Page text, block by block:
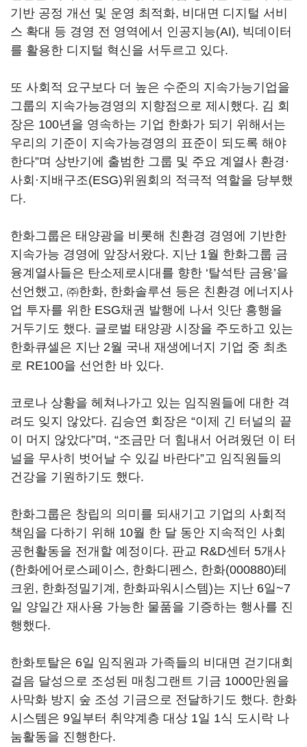
기반 공정 개선 및 운영 최적화, 비대면 디지털 서비
스 확대 등 경영 전 영역에서 인공지능(AI), 빅데이터
를 활용한 디지털 혁신을 서두르고 있다.
또 사회적 요구보다 더 높은 수준의 지속가능기업을
그룹의 지속가능경영의 지향점으로 제시했다. 김 회
장은 100년을 영속하는 기업 한화가 되기 위해서는
우리의 기준이 지속가능경영의 표준이 되도록 해야
한다”며 상반기에 출범한 그룹 및 주요 계열사 환경·
사회·지배구조(ESG)위원회의 적극적 역할을 당부했
다.
한화그룹은 태양광을 비롯해 친환경 경영에 기반한
지속가능 경영에 앞장서왔다. 지난 1월 한화그룹 금
융계열사들은 탄소제로시대를 향한 ‘탈석탄 금융’을
선언했고, ㈜한화, 한화솔루션 등은 친환경 에너지사
업 투자를 위한 ESG채권 발행에 나서 잇단 흥행을
거두기도 했다. 글로벌 태양광 시장을 주도하고 있는
한화큐셀은 지난 2월 국내 재생에너지 기업 중 최초
로 RE100을 선언한 바 있다.
코로나 상황을 헤쳐나가고 있는 임직원들에 대한 격
려도 잊지 않았다. 김승연 회장은 “이제 긴 터널의 끝
이 머지 않았다”며, “조금만 더 힘내서 어려웠던 이 터
널을 무사히 벗어날 수 있길 바란다”고 임직원들의
건강을 기원하기도 했다.
한화그룹은 창립의 의미를 되새기고 기업의 사회적
책임을 다하기 위해 10월 한 달 동안 지속적인 사회
공헌활동을 전개할 예정이다. 판교 R&D센터 5개사
(한화에어로스페이스, 한화디펜스, 한화(000880)테
크윈, 한화정밀기계, 한화파워시스템)는 지난 6일~7
일 양일간 재사용 가능한 물품을 기증하는 행사를 진
행했다.
한화토탈은 6일 임직원과 가족들의 비대면 걷기대회
걸음 달성으로 조성된 매칭그랜트 기금 1000만원을
사막화 방지 숲 조성 기금으로 전달하기도 했다. 한화
시스템은 9일부터 취약계층 대상 1일 1식 도시락 나
눔활동을 진행한다.